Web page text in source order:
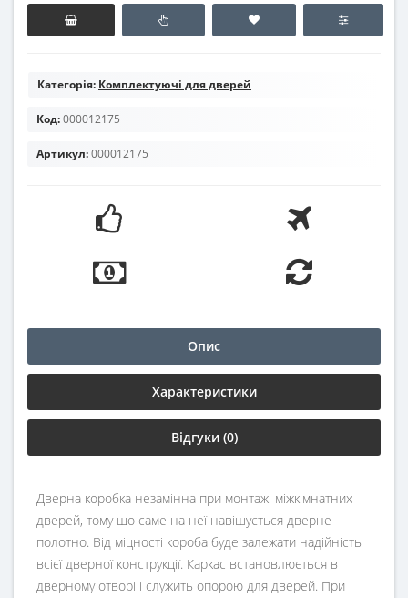
Категорія: Комплектуючі для дверей
Код:000012175
Артикул:000012175
Опис
Характеристики
Відгуки (0)
Дверна коробка незамінна при монтажі міжкімнатних
дверей, тому що саме на неї навішується дверне
полотно. Від міцності короба буде залежати надійність
всієї дверної конструкції. Каркас встановлюється в
дверному отворі і служить опорою для дверей. При